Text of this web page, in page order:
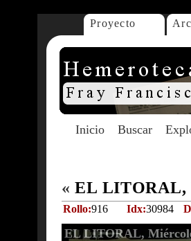
Proyecto
Inicio Buscar
« EL LITORAL,
Rollo:916 Idx:30984
EL LITORAL,